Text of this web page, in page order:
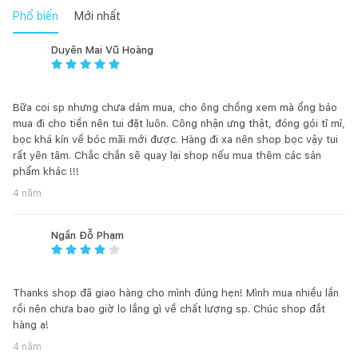
bạn trẻ và quán café . Ghế bar Vanni có thể đặt tại phòng ăn
hoặc ban công, ngoài trời, tùy thuộc vào mục đích sử dụng và
không gian thiết kế
ĐIỀU KHOẢN MIỄN TRÁCH:
Màu sắc sản phẩm có thể khác biệt giữa hình ảnh và thực tế
do hiệu ứng ánh sáng hoặc thiết bị hiển thị.
đá (cả đá nhân tạo, đá tự nhiên, giả đá), mắt hoặc vết ghim
gỗ...Xin vui lòng tìm hiểu trước và chịu trách nhiệm với lựa
loại gỗ dán Veneer để đảm bảo tính thẩm mỹ và đồng nhất.
Hàng đặt đóng được phép sai số +/-2cm cho tất cả kích
thước của sản phẩm. Ngoài ra, một số chi tiết có thể thay đổi
Phổ biến Mới nhất
Duyên Mai Vũ Hoàng
Bữa coi sp nhưng chưa dám mua, cho ông chồng xem mà ổng bảo
mua đi cho tiền nên tui đặt luôn. Công nhận ưng thật, đóng gói tỉ mỉ,
bọc khá kín về bóc mãi mới được. Hàng đi xa nên shop bọc vậy tui
rất yên tâm. Chắc chắn sẽ quay lại shop nếu mua thêm các sản
phẩm khác !!!
4 năm
Ngần Đỗ Phạm
Thanks shop đã giao hàng cho mình đúng hẹn! Mình mua nhiều lần
rồi nên chưa bao giờ lo lắng gì về chất lượng sp. Chúc shop đắt
hàng ạ!
4 năm